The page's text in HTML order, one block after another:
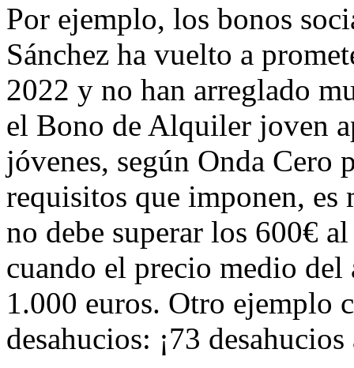
Por ejemplo, los bonos
Sánchez ha vuelto a
2022 y no han arreglado
el Bono de Alquiler joven
jóvenes, según Onda Cero
requisitos que imponen,
no debe superar los 600€
cuando el precio medio del
1.000 euros. Otro ejemplo
desahucios: ¡73